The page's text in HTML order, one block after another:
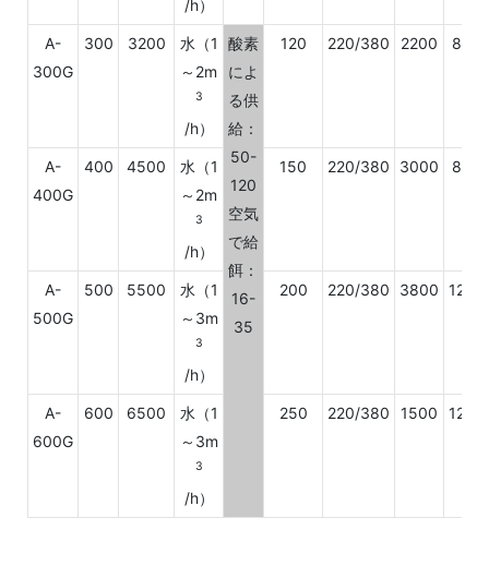
/h）
A-
300G
300 3200
水（1
～2m
3
/h）
酸素
によ
る供
給：
50-
120
空気
で給
餌：
16-
35
120 220/380 2200
A-
400G
400 4500
水（1
～2m
3
/h）
150 220/380 3000
A-
500G
500 5500
水（1
～3m
3
/h）
200 220/380 3800
A-
600G
600 6500
水（1
～3m
3
/h）
250 220/380 1500